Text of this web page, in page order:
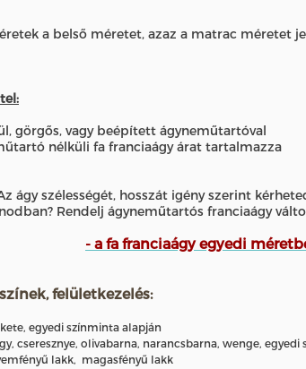
a belső méretet, azaz a matrac méretet
görgős, vagy beépített ágyneműtartóval
nélküli fa franciaágy árat tartalmazza
ágy szélességét, hosszát igény szerint
Rendelj ágyneműtartós franciaágy
- a fa franciaágy egyedi
felületkezelés:
egyedi színminta alapján
cseresznye, olivabarna, narancsbarna, wenge, egyedi
lakk, magasfényű lakk